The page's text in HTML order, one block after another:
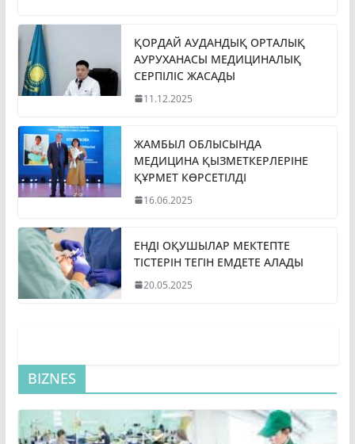
ҚОРДАЙ АУДАНДЫҚ ОРТАЛЫҚ
АУРУХАНАСЫ МЕДИЦИНАЛЫҚ
СЕРПІЛІС ЖАСАДЫ
11.12.2025
ЖАМБЫЛ ОБЛЫСЫНДА
МЕДИЦИНА ҚЫЗМЕТКЕРЛЕРІНЕ
ҚҰРМЕТ КӨРСЕТІЛДІ
16.06.2025
ЕНДІ ОҚУШЫЛАР МЕКТЕПТЕ
ТІСТЕРІН ТЕГІН ЕМДЕТЕ АЛАДЫ
20.05.2025
BIZNES